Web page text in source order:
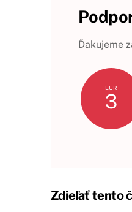
Ďakujeme
EUR
3
Zdieľať tento